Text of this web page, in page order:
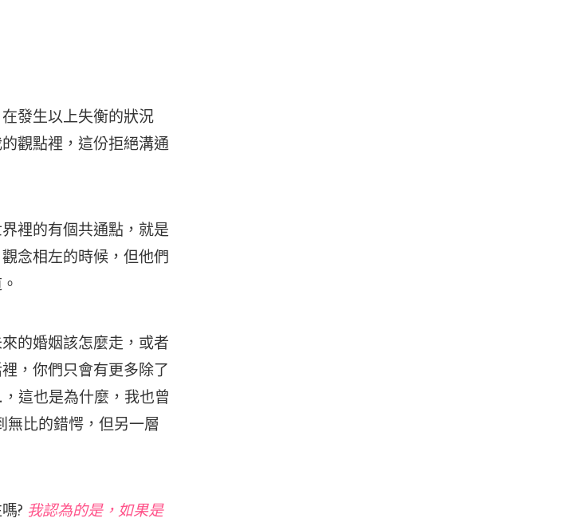
發生以上失衡的狀況
觀點裡，這份拒絕溝通
裡的有個共通點，就是
念相左的時候，但他們
的婚姻該怎麼走，或者
，你們只會有更多除了
這也是為什麼，我也曾
比的錯愕，但另一層
? 我認為的是，如果是